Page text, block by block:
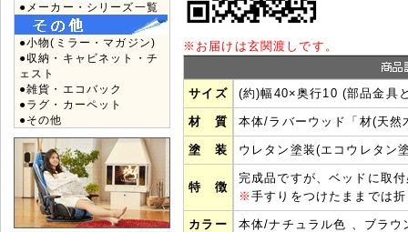
●メーカー・シリーズ一覧
●小物(ミラー・マガジン)
●収納・キャビネット・チ
ェスト
●雑貨・エコバック
●ラグ・カーペット
●その他
※ お届けは玄関渡しです。
サイズ (約)幅40×奥行10 (部品金具
材 質 本体/ラバーウッド「材(
塗 装 ウレタン塗装(エコウレタン
特 徴
完成品ですが、ベッドに取
※手すりをつけたままでは
カラー 本体/ナチュラル色 、ブラウ